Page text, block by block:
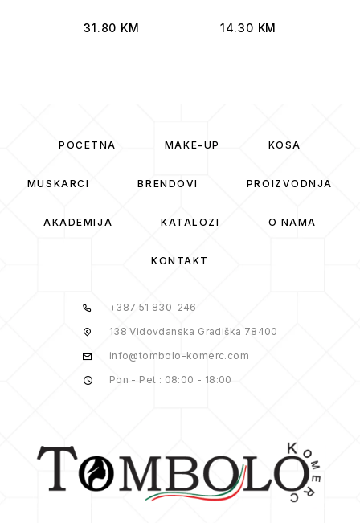
31.80 KM 14.30 KM
POČETNA MAKE-UP KOSA
MUSKARCI BRENDOVI PROIZVODNJA
AKADEMIJA KATALOZI O NAMA
KONTAKT
+387 51 830-246
138 Vidovdanska Gradiška 78400
info@tombolo-komerc.com
Pon - Pet : 08:00 - 18:00